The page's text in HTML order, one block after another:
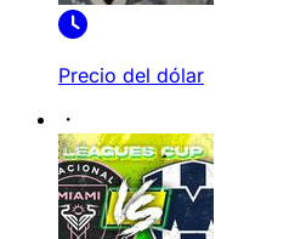
Precio del dólar